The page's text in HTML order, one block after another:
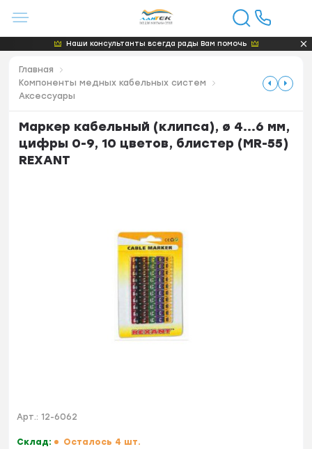
Наши консультанты всегда рады Вам помочь
Главная
Компоненты медных кабельных систем
Аксессуары
Маркер кабельный (клипса), ø 4...6 мм,
цифры 0-9, 10 цветов, блистер (MR-55)
REXANT
Арт.: 12-6062
Склад: Осталось 4 шт.